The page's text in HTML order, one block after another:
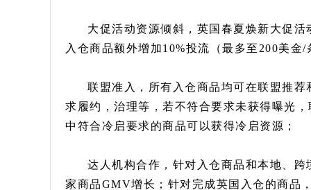
大促活动资源倾斜，英国春夏焕新大促
入仓商品额外增加10%投流（最多至200美
联盟准入，所有入仓商品均可在联盟推
求履约，治理等，若不符合要求未获得曝光
中符合冷启要求的商品可以获得冷启资源；
达人机构合作，针对入仓商品和本地、
家商品GMV增长；针对完成英国入仓的商品